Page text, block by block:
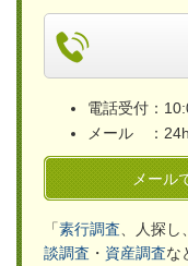
電話受付：
メール ：
メール
「素行調査 、人探し、
談調査 ・ 資産調査な